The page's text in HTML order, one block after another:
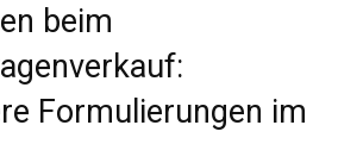
beim
Formulierungen im